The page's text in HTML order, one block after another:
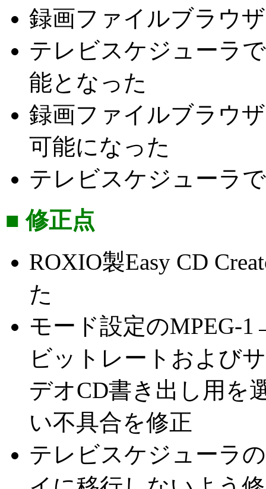
録画ファイルブラウ
テレビスケジューラ
能となった
録画ファイルブラウ
可能になった
テレビスケジューラ
■ 修正点
ROXIO製Easy CD
た
モード設定のMPEG-
ビットレートおよび
デオCD書き出し用を
い不具合を修正
テレビスケジューラ